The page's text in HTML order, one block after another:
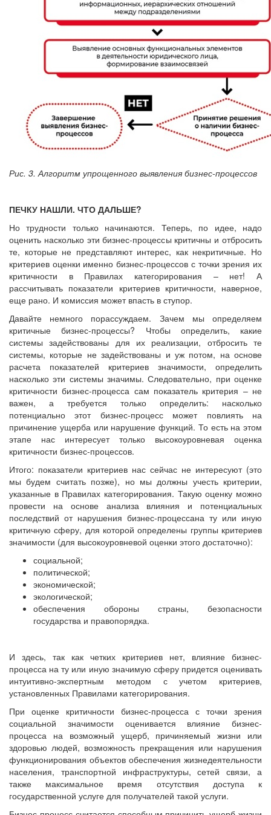
Рис. 3. Алгоритм упрощенного выявления бизнес-процессов
ПЕЧКУ НАШЛИ. ЧТО ДАЛЬШЕ?
Но трудности только начинаются. Теперь, по идее, надо
оценить насколько эти бизнес-процессы критичны и отбросить
те, которые не представляют интерес, как некритичные. Но
критериев оценки именно бизнес-процессов с точки зрения их
критичности в Правилах категорирования – нет! А
рассчитывать показатели критериев критичности, наверное,
еще рано. И комиссия может впасть в ступор.
Давайте немного порассуждаем. Зачем мы определяем
критичные бизнес-процессы? Чтобы определить, какие
системы задействованы для их реализации, отбросить те
системы, которые не задействованы и уж потом, на основе
расчета показателей критериев значимости, определить
насколько эти системы значимы. Следовательно, при оценке
критичности бизнес-процесса сам показатель критерия – не
важен, а требуется только определить: насколько
потенциально этот бизнес-процесс может повлиять на
причинение ущерба или нарушение функций. То есть на этом
этапе нас интересует только высокоуровневая оценка
критичности бизнес-процессов.
Итого: показатели критериев нас сейчас не интересуют (это
мы будем считать позже), но мы должны учесть критерии,
указанные в Правилах категорирования. Такую оценку можно
провести на основе анализа влияния и потенциальных
последствий от нарушения бизнес-процессана ту или иную
критичную сферу, для которой определены группы критериев
значимости (для высокоуровневой оценки этого достаточно):
социальной;
политической;
экономической;
экологической;
обеспечения обороны страны, безопасности
государства и правопорядка.
И здесь, так как четких критериев нет, влияние бизнес-
процесса на ту или иную значимую сферу придется оценивать
интуитивно-экспертным методом с учетом критериев,
установленных Правилами категорирования.
При оценке критичности бизнес-процесса с точки зрения
социальной значимости оценивается влияние бизнес-
процесса на возможный ущерб, причиняемый жизни или
здоровью людей, возможность прекращения или нарушения
функционирования объектов обеспечения жизнедеятельности
населения, транспортной инфраструктуры, сетей связи, а
также максимальное время отсутствия доступа к
государственной услуге для получателей такой услуги.